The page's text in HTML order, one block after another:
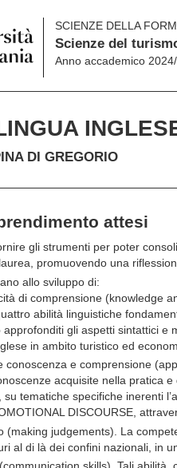
SCIENZE DELLA
Scienze del
Anno accademico
DI GREGORIO
attesi
gli strumenti per poter
promuovendo una
allo sviluppo di:
di comprensione (knowledge
abilità linguistiche
gli aspetti sintattici e
in ambito turistico ed
conoscenza e comprensione
acquisite nella pratica
tematiche specifiche inerenti
DISCOURSE,
(making judgements). La
al di là dei confini nazionali, in